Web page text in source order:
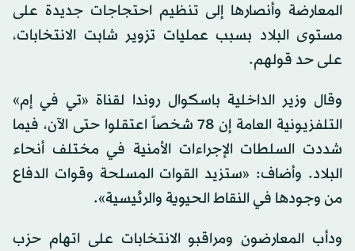
المعارضة وأنصارها إلى تنظيم احتجاجات جديدة على
مستوى البلاد بسبب عمليات تزوير شابت الانتخابات،
على حد قولهم.
وقال وزير الداخلية باسكوال روندا لقناة «تي في إم»
التلفزيونية العامة إن 78 شخصاً اعتقلوا حتى الآن، فيما
شددت السلطات الإجراءات الأمنية في مختلف أنحاء
البلاد. وأضاف: «ستزيد القوات المسلحة وقوات الدفاع
من وجودها في النقاط الحيوية والرئيسية».
ودأب المعارضون ومراقبو الانتخابات على اتهام حزب